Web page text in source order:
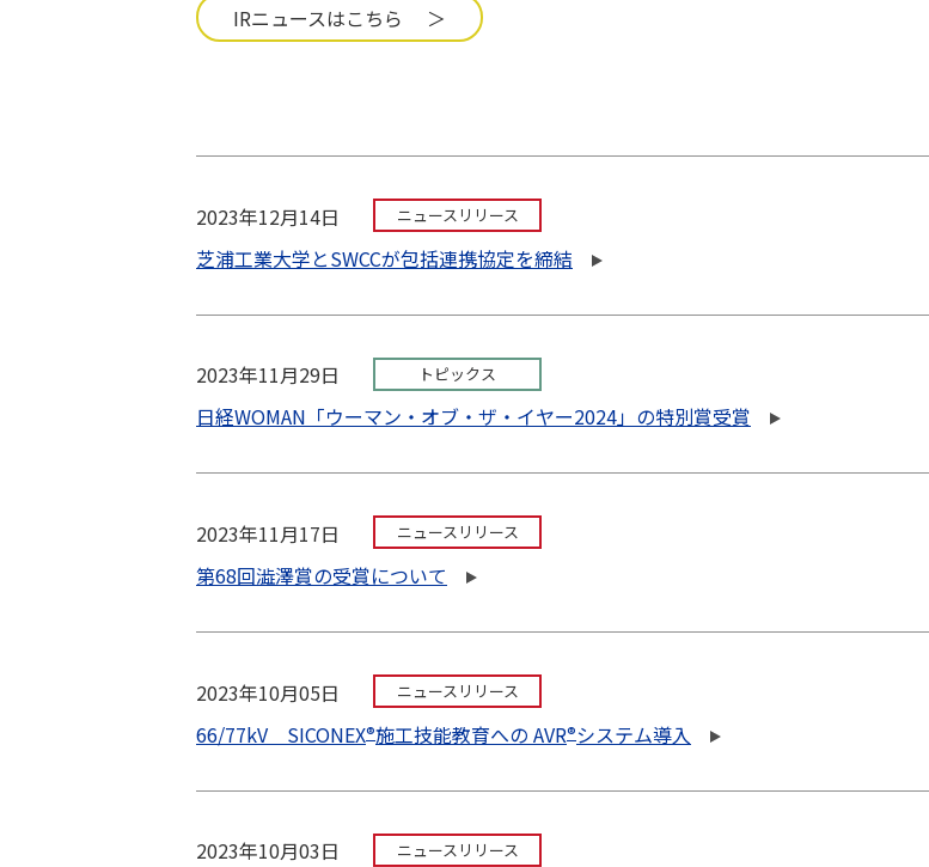
IRニュースはこちら ＞
2023年12月14日 ニュースリリース
芝浦工業大学とSWCCが包括連携協定を締結
2023年11月29日 トピックス
日経WOMAN「ウーマン・オブ・ザ・イヤー2024」の特別賞受賞
2023年11月17日 ニュースリリース
第68回澁澤賞の受賞について
2023年10月05日 ニュースリリース
66/77kV SICONEX®施工技能教育への AVR®システム導入
2023年10月03日 ニュースリリース